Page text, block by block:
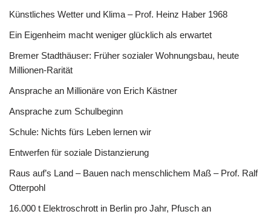
Künstliches Wetter und Klima – Prof. Heinz Haber 1968
Ein Eigenheim macht weniger glücklich als erwartet
Bremer Stadthäuser: Früher sozialer Wohnungsbau, heute
Millionen-Rarität
Ansprache an Millionäre von Erich Kästner
Ansprache zum Schulbeginn
Schule: Nichts fürs Leben lernen wir
Entwerfen für soziale Distanzierung
Raus auf’s Land – Bauen nach menschlichem Maß – Prof. Ralf
Otterpohl
16.000 t Elektroschrott in Berlin pro Jahr, Pfusch an